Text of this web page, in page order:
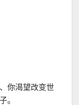
你渴望改变世
。